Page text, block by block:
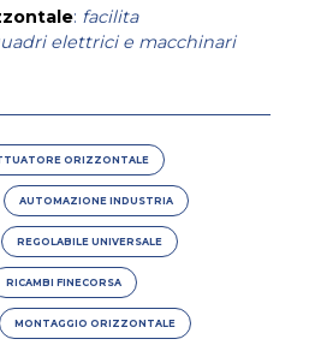
: facilita
elettrici e macchinari
ORIZZONTALE
AUTOMAZIONE INDUSTRIA
REGOLABILE UNIVERSALE
RICAMBI FINECORSA
MONTAGGIO ORIZZONTALE